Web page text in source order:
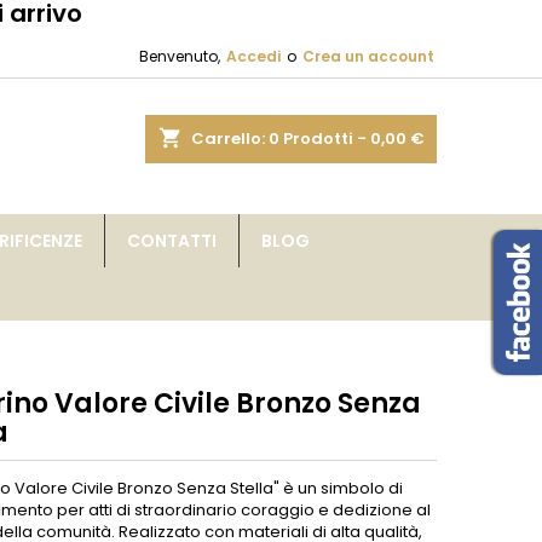
arrivo
Benvenuto, Accedi o Crea un account
shopping_cart Carrello: 0 Prodotti - 0,00 €
CONTATTI BLOG
Valore Civile Bronzo Senza
Valore Civile Bronzo Senza Stella" è un simbolo di
per atti di straordinario coraggio e dedizione al
comunità. Realizzato con materiali di alta qualità,